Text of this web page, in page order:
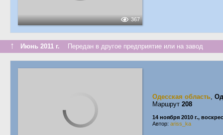
367
↑ Июнь 2011 г. Передан в другое предприятие или на завод
Одесская область,
Маршрут 208
14 ноября 2010 г.,
Автор: ariss_ka